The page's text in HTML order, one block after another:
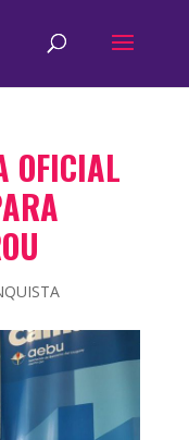
OFICIAL